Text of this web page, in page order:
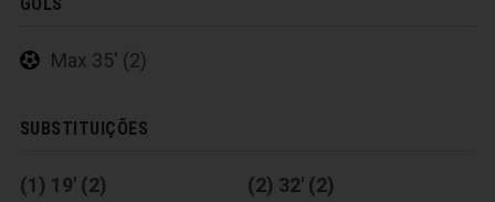
GOLS
Max 35' (2)
SUBSTITUIÇÕES
(1) 19' (2) (2) 32' (2)